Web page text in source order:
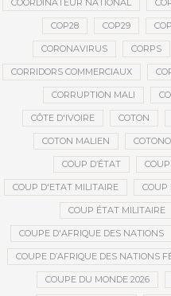
COORDINATEUR NATIONAL
COP28 COP29
CORONAVIRUS CORPS
CORRIDORS COMMERCIAUX
CORRUPTION MALI
CÔTE D'IVOIRE COTON
COTON MALIEN
COUP D’ÉTAT
COUP D'ETAT MILITAIRE COUP
COUP ÉTAT MILITAIRE
COUPE D'AFRIQUE DES NATIONS
COUPE D’AFRIQUE DES NATIONS
COUPE DU MONDE 2026